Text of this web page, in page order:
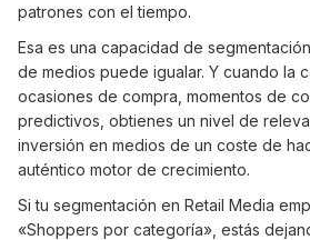
patrones con el tiempo.
Esa es una capacidad de
de medios puede igualar. Y cuando la
ocasiones de compra, momentos de
predictivos, obtienes un nivel de
inversión en medios de un coste de
auténtico motor de crecimiento.
Si tu segmentación en Retail Media
«Shoppers por categoría», estás